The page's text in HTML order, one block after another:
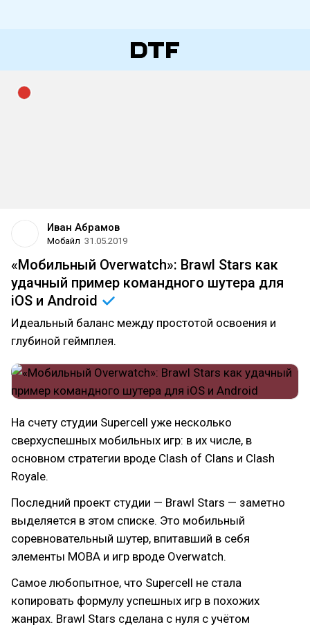
Иван Абрамов
Мобайл 31.05.2019
«Мобильный Overwatch»: Brawl Stars как
удачный пример командного шутера для
iOS и Android
Идеальный баланс между простотой освоения и
глубиной геймплея.
На счету студии Supercell уже несколько
сверхуспешных мобильных игр: в их числе, в
основном стратегии вроде Clash of Clans и Clash
Royale.
Последний проект студии — Brawl Stars — заметно
выделяется в этом списке. Это мобильный
соревновательный шутер, впитавший в себя
элементы MOBA и игр вроде Overwatch.
Самое любопытное, что Supercell не стала
копировать формулу успешных игр в похожих
жанрах. Brawl Stars сделана с нуля с учётом